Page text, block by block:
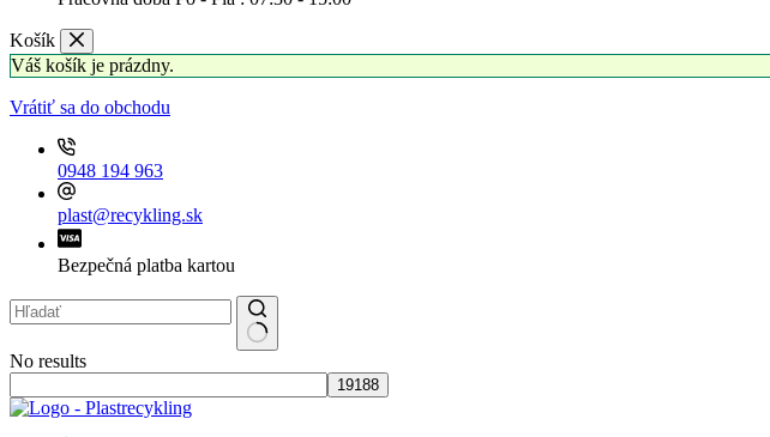
Košík
Váš košík je prázdny.
Vrátiť sa do obchodu
0948 194 963
plast@recykling.sk
Bezpečná platba kartou
No results